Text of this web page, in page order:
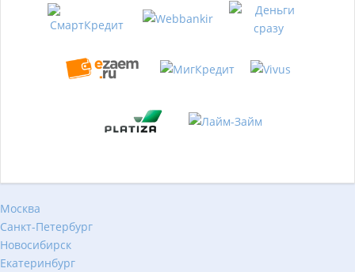
Москва
Санкт-Петербург
Новосибирск
Екатеринбург